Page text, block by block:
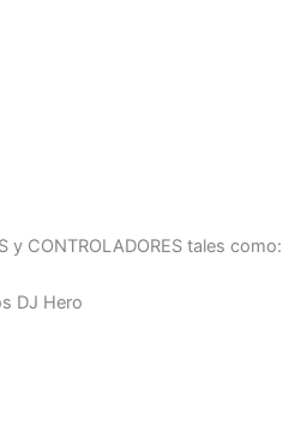
y CONTROLADORES tales como:
DJ Hero